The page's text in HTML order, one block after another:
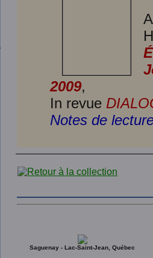
2009,
In revue
Notes de
Saguenay - Lac-Saint-Jean, Québec